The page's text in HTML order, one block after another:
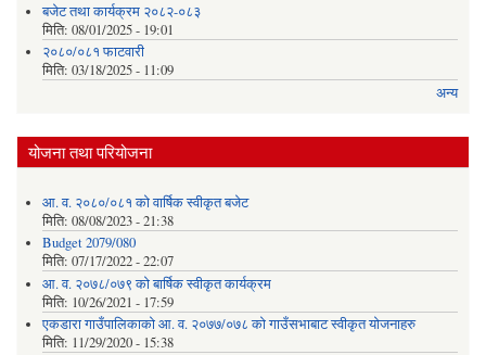
बजेट तथा कार्यक्रम २०८२-०८३
मिति: 08/01/2025 - 19:01
२०८०/०८१ फाटवारी
मिति: 03/18/2025 - 11:09
अन्य
योजना तथा परियोजना
आ. व. २०८०/०८१ को वार्षिक स्वीकृत बजेट
मिति: 08/08/2023 - 21:38
Budget 2079/080
मिति: 07/17/2022 - 22:07
आ. व. २०७८/०७९ को बार्षिक स्वीकृत कार्यक्रम
मिति: 10/26/2021 - 17:59
एकडारा गाउँपालिकाको आ. व. २०७७/०७८ को गाउँसभाबाट स्वीकृत योजनाहरु
मिति: 11/29/2020 - 15:38